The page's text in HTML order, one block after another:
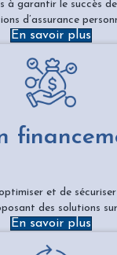
à garantir le succès
d’assurance
En savoir plus
et de
des solutions
En savoir plus